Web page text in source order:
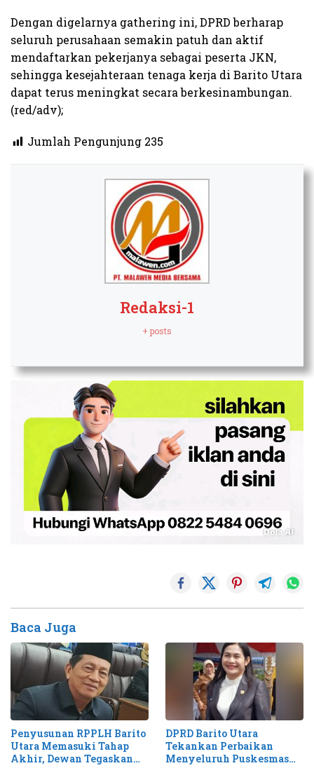
Dengan digelarnya gathering ini, DPRD berharap
seluruh perusahaan semakin patuh dan aktif
mendaftarkan pekerjanya sebagai peserta JKN,
sehingga kesejahteraan tenaga kerja di Barito Utara
dapat terus meningkat secara berkesinambungan.
(red/adv);​
Jumlah Pengunjung 235
Redaksi-1
+ posts
Baca Juga
Penyusunan RPPLH Barito
Utara Memasuki Tahap
Akhir, Dewan Tegaskan
DPRD Barito Utara
Tekankan Perbaikan
Menyeluruh Puskesmas